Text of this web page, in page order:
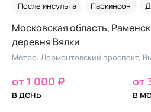
После инсульта Паркинсон
Московская область,
деревня Вялки
Метро: Лермонтовский проспект,
от 1 000 ₽
в день
от
в